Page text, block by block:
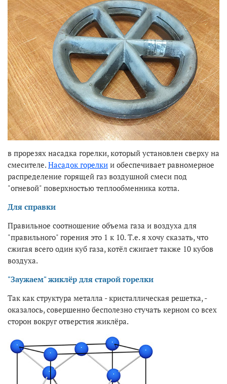
в прорезях насадка горелки, который установлен сверху на
смесителе. Насадок горелки и обеспечивает равномерное
распределение горящей газ воздушной смеси под
"огневой" поверхностью теплообменника котла.
Для справки
Правильное соотношение объема газа и воздуха для
"правильного" горения это 1 к 10. Т.е. я хочу сказать, что
сжигая всего один куб газа, котёл сжигает также 10 кубов
воздуха.
"Заужаем" жиклёр для старой горелки
Так как структура металла - кристаллическая решетка, -
оказалось, совершенно бесполезно стучать керном со всех
сторон вокруг отверстия жиклёра.